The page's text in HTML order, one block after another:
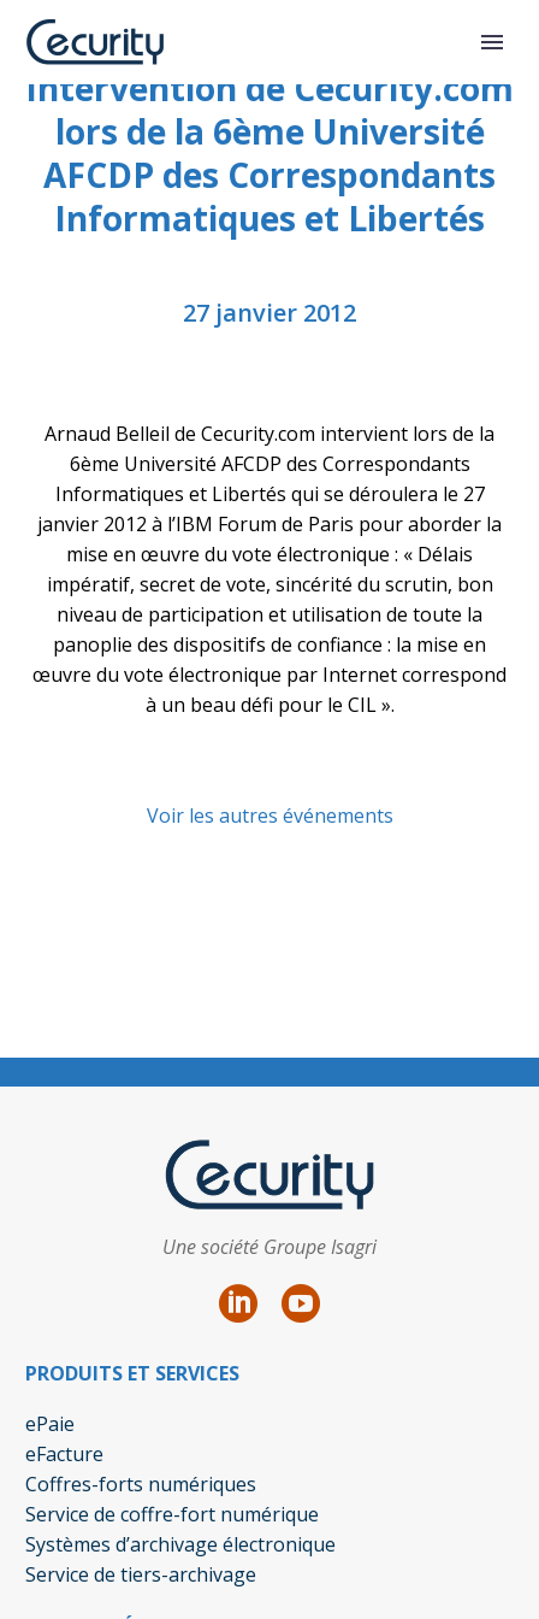
Intervention de Cecurity.com
lors de la 6ème Université
AFCDP des Correspondants
Informatiques et Libertés
27 janvier 2012
Arnaud Belleil de Cecurity.com intervient lors de la
6ème Université AFCDP des Correspondants
Informatiques et Libertés qui se déroulera le 27
janvier 2012 à l’IBM Forum de Paris pour aborder la
mise en œuvre du vote électronique : « Délais
impératif, secret de vote, sincérité du scrutin, bon
niveau de participation et utilisation de toute la
panoplie des dispositifs de confiance : la mise en
œuvre du vote électronique par Internet correspond
à un beau défi pour le CIL ».
Voir les autres événements
Une société Groupe Isagri
PRODUITS ET SERVICES
ePaie
eFacture
Coffres-forts numériques
Service de coffre-fort numérique
Systèmes d’archivage électronique
Service de tiers-archivage